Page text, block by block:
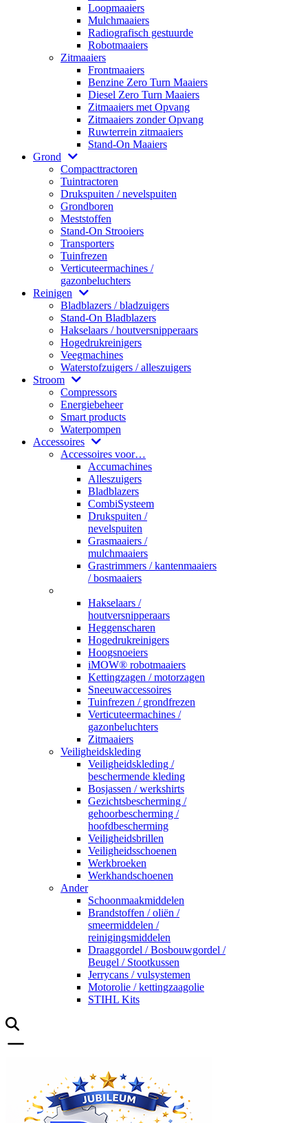
Loopmaaiers
Mulchmaaiers
Radiografisch gestuurde
Robotmaaiers
Zitmaaiers
Frontmaaiers
Benzine Zero Turn Maaiers
Diesel Zero Turn Maaiers
Zitmaaiers met Opvang
Zitmaaiers zonder Opvang
Ruwterrein zitmaaiers
Stand-On Maaiers
Grond
Compacttractoren
Tuintractoren
Drukspuiten / nevelspuiten
Grondboren
Meststoffen
Stand-On Strooiers
Transporters
Tuinfrezen
Verticuteermachines /
gazonbeluchters
Reinigen
Bladblazers / bladzuigers
Stand-On Bladblazers
Hakselaars / houtversnipperaars
Hogedrukreinigers
Veegmachines
Waterstofzuigers / alleszuigers
Stroom
Compressors
Energiebeheer
Smart products
Waterpompen
Accessoires
Accessoires voor…
Accumachines
Alleszuigers
Bladblazers
CombiSysteem
Drukspuiten /
nevelspuiten
Grasmaaiers /
mulchmaaiers
Grastrimmers / kantenmaaiers
/ bosmaaiers
Hakselaars /
houtversnipperaars
Heggenscharen
Hogedrukreinigers
Hoogsnoeiers
iMOW® robotmaaiers
Kettingzagen / motorzagen
Sneeuwaccessoires
Tuinfrezen / grondfrezen
Verticuteermachines /
gazonbeluchters
Zitmaaiers
Veiligheidskleding
Veiligheidskleding /
beschermende kleding
Bosjassen / werkshirts
Gezichtsbescherming /
gehoorbescherming /
hoofdbescherming
Veiligheidsbrillen
Veiligheidsschoenen
Werkbroeken
Werkhandschoenen
Ander
Schoonmaakmiddelen
Brandstoffen / oliën /
smeermiddelen /
reinigingsmiddelen
Draaggordel / Bosbouwgordel /
Beugel / Stootkussen
Jerrycans / vulsystemen
Motorolie / kettingzaagolie
STIHL Kits